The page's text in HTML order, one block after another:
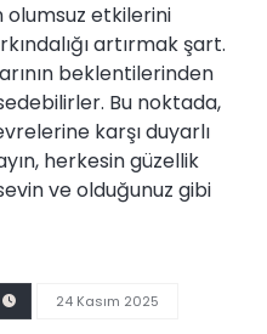
olumsuz etkilerini
artırmak şart.
beklentilerinden
Bu noktada,
karşı duyarlı
herkesin güzellik
ve olduğunuz gibi
24 Kasım 2025